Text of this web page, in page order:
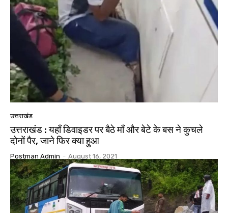
उत्तराखंड
उत्तराखंड : यहाँ डिवाइडर पर बैठे माँ और बेटे के बस ने कुचले
दोनों पैर, जाने फिर क्या हुआ
Postman Admin - August 16, 2021